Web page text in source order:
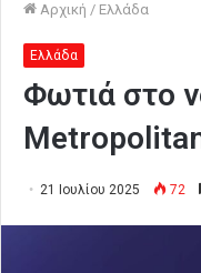
Αρχική / Ελλάδα
Ελλάδα
Φωτιά στο
21 Ιουλίου 2025 72